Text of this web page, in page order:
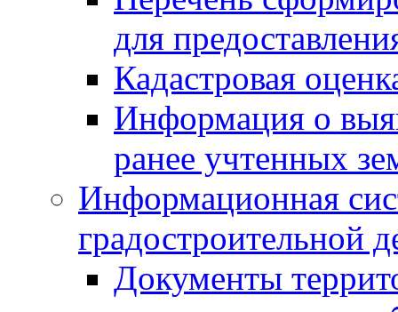
для
Кадастровая
Информация о
ранее учтенных
Информационная
градостроительной
Документы